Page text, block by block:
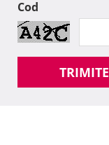
Cod
TRIMITE